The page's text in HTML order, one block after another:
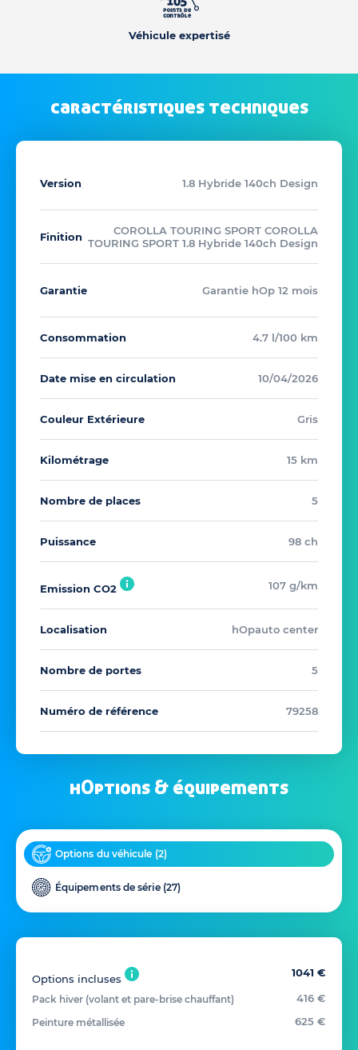
Véhicule expertisé
caractéristiques techniques
Version 1.8 Hybride 140ch Design
Finition
COROLLA TOURING SPORT COROLLA
TOURING SPORT 1.8 Hybride 140ch Design
Garantie Garantie hOp 12 mois
Consommation 4.7 l/100 km
Date mise en circulation 10/04/2026
Couleur Extérieure Gris
Kilométrage 15 km
Nombre de places 5
Puissance 98 ch
Emission CO2 107 g/km
Localisation hOpauto center
Nombre de portes 5
Numéro de référence 79258
hOptions & équipements
Options du véhicule (2)
Équipements de série (27)
Options incluses 1041 €
Pack hiver (volant et pare-brise chauffant) 416 €
Peinture métallisée 625 €